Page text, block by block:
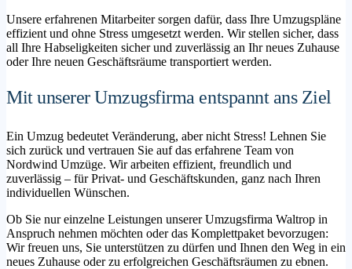
Unsere erfahrenen Mitarbeiter sorgen dafür, dass Ihre Umzugspläne
effizient und ohne Stress umgesetzt werden. Wir stellen sicher, dass
all Ihre Habseligkeiten sicher und zuverlässig an Ihr neues Zuhause
oder Ihre neuen Geschäftsräume transportiert werden.
Mit unserer Umzugsfirma entspannt ans Ziel
Ein Umzug bedeutet Veränderung, aber nicht Stress! Lehnen Sie
sich zurück und vertrauen Sie auf das erfahrene Team von
Nordwind Umzüge. Wir arbeiten effizient, freundlich und
zuverlässig – für Privat- und Geschäftskunden, ganz nach Ihren
individuellen Wünschen.
Ob Sie nur einzelne Leistungen unserer Umzugsfirma Waltrop in
Anspruch nehmen möchten oder das Komplettpaket bevorzugen:
Wir freuen uns, Sie unterstützen zu dürfen und Ihnen den Weg in ein
neues Zuhause oder zu erfolgreichen Geschäftsräumen zu ebnen.